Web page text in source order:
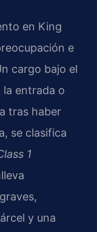
en King
e
cargo bajo el
la entrada o
tras haber
se clasifica
1
y una